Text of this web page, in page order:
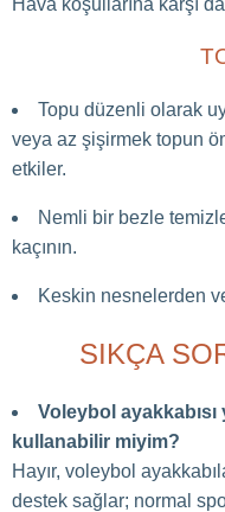
Hava koşullarına karşı
Topu düzenli olarak
veya az şişirmek topun
etkiler.
Nemli bir bezle
kaçının.
Keskin nesnelerden
SIKÇA
Voleybol
kullanabilir miyim?
Hayır, voleybol
destek sağlar; normal